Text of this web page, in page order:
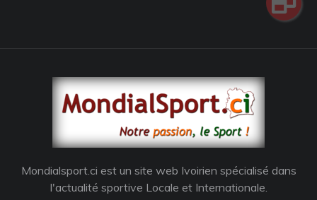
Mondialsport.ci est un site web Ivoirien spécialisé dans
l'actualité sportive Locale et Internationale.